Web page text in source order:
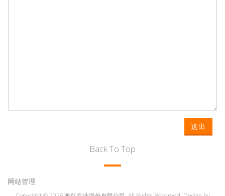
送出
Back To Top
网站管理